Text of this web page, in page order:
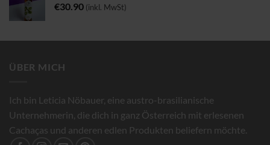
€30.90 (inkl. MwSt)
ÜBER MICH
Ich bin Leticia Nöbauer, eine austro-brasilianische
Unternehmerin, die dich in ganz Österreich mit erlesenen
Cachaças und anderen edlen Produkten beliefern möchte.